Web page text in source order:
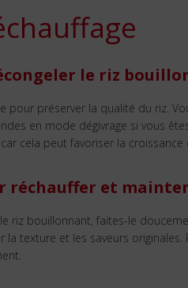
le riz
pour préserver la qualité du riz.
en mode dégivrage si vous
cela peut favoriser la croissance
réchauffer et
riz bouillonnant, faites-le
texture et les saveurs